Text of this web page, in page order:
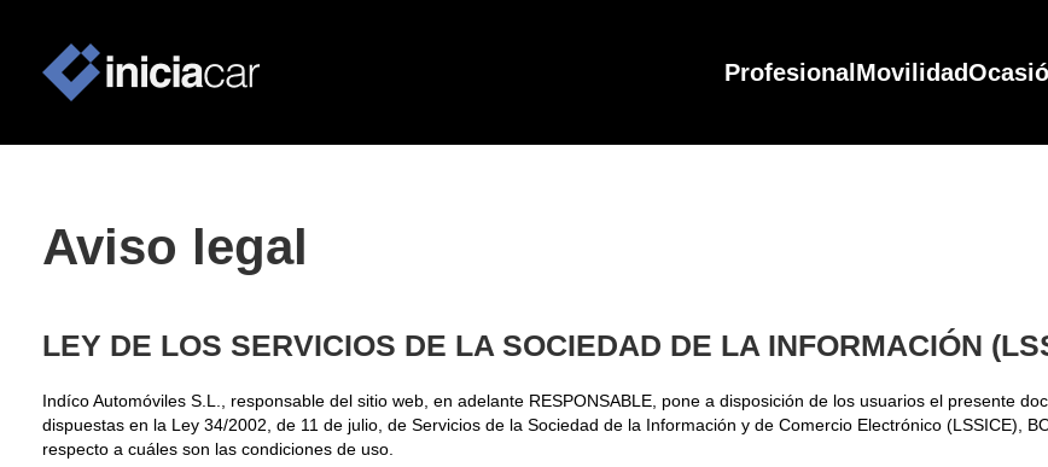
Profesional Movilidad
Aviso legal
LEY DE LOS SERVICIOS DE LA SOCIEDAD DE LA INFORMACIÓN
Indíco Automóviles S.L., responsable del sitio web, en adelante RESPONSABLE, pone a disposición de los usuarios el presente
dispuestas en la Ley 34/2002, de 11 de julio, de Servicios de la Sociedad de la Información y de Comercio Electrónico (LSSICE),
respecto a cuáles son las condiciones de uso.